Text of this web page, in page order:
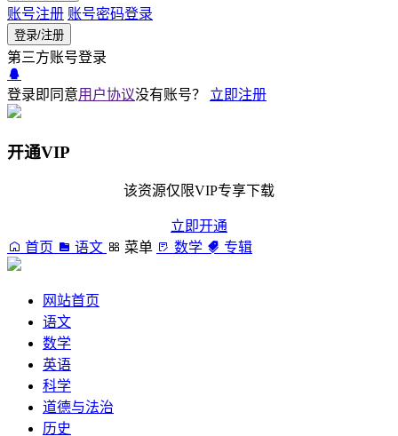
账号注册 账号密码登录
登录/注册
第三方账号登录
登录即同意用户协议没有账号？ 立即注册
开通VIP
该资源仅限VIP专享下载
立即开通
首页
语文 菜单 数学 专辑
网站首页
语文
数学
英语
科学
道德与法治
历史